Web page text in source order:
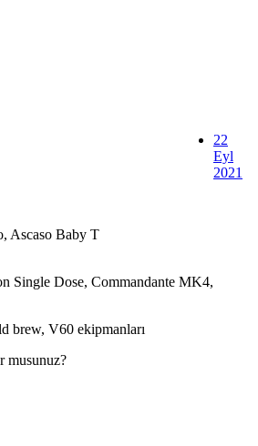
Ascaso Baby T
Single Dose, Commandante MK4,
brew, V60 ekipmanları
musunuz?
22
Eyl
2021